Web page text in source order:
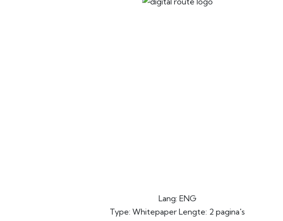
Lang: ENG
Type: Whitepaper Lengte: 2 pagina's